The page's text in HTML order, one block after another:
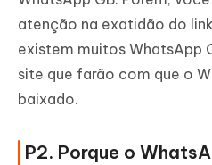
atenção na exatidão do
existem muitos WhatsApp
site que farão com que o
baixado.
P2. Porque o